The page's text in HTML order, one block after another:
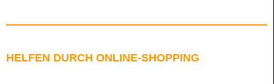
HELFEN DURCH ONLINE-SHOPPING